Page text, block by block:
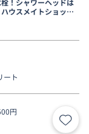
ウスメイトショップ
ート
円
お気